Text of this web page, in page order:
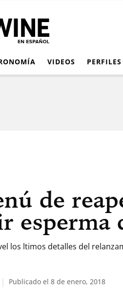
VIDEOS PERFILES
de
esperma
los ltimos detalles del
Publicado el 8 de enero, 2018